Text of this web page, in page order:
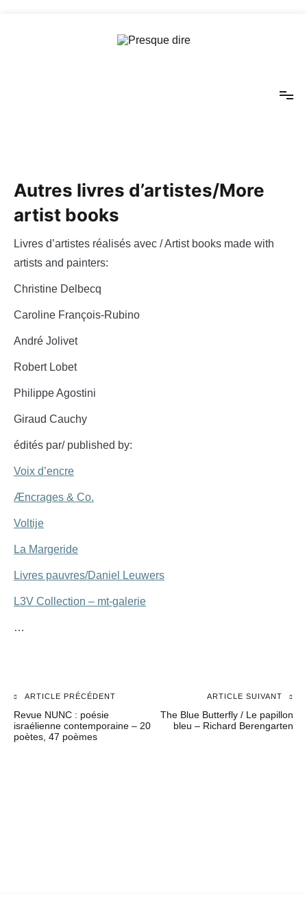
Autres livres d’artistes/More
artist books
Livres d’artistes réalisés avec / Artist books made with
artists and painters:
Christine Delbecq
Caroline François-Rubino
André Jolivet
Robert Lobet
Philippe Agostini
Giraud Cauchy
édités par/ published by:
Voix d’encre
Æncrages & Co.
Voltije
La Margeride
Livres pauvres/Daniel Leuwers
L3V Collection – mt-galerie
…
Navigation
de
ARTICLE PRÉCÉDENT
Revue NUNC : poésie
israélienne contemporaine – 20
poètes, 47 poèmes
ARTICLE SUIVANT
The Blue Butterfly / Le papillon
bleu – Richard Berengarten